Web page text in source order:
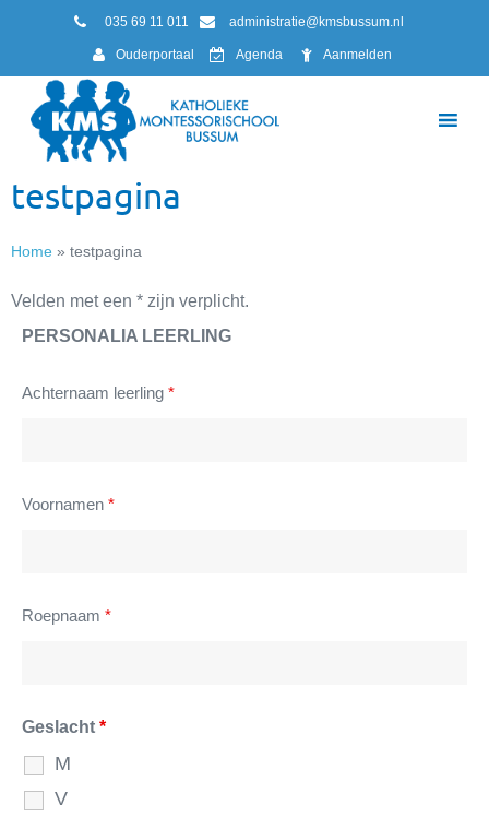
035 69 11 011 administratie@kmsbussum.nl
Ouderportaal Agenda Aanmelden
testpagina
Home » testpagina
Velden met een * zijn verplicht.
PERSONALIA LEERLING
Achternaam leerling *
Voornamen *
Roepnaam *
Geslacht *
M
V